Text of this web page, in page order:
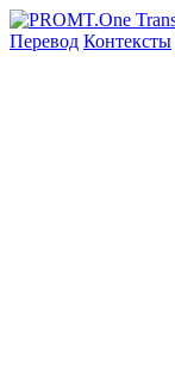
Перевод Контексты